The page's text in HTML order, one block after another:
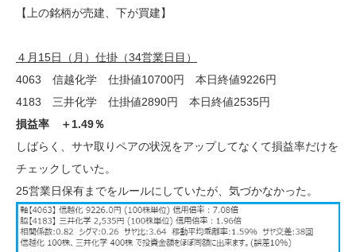
【上の銘柄が売建、下が買建】
４月15日（月）仕掛（34営業日目）
4063 信越化学 仕掛値10700円 本日終値9226円
4183 三井化学 仕掛値2890円 本日終値2535円
損益率 ＋1.49％
しばらく、サヤ取りペアの状況をアップしてなくて損益率だけを
チェックしていた。
25営業日保有までをルールにしていたが、気づかなかった。